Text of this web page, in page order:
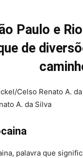
Paulo e
de
Celso Renato A.
A. da Silva
palavra que